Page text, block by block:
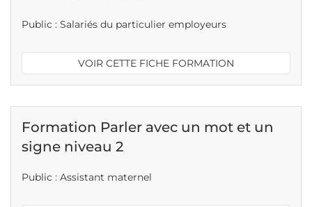
Public : Salariés du particulier employeurs
VOIR CETTE FICHE FORMATION
Formation Parler avec un mot et un
signe niveau 2
Public : Assistant maternel